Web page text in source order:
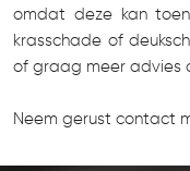
omdat deze kan
krasschade of
of graag meer advies
Neem gerust contact